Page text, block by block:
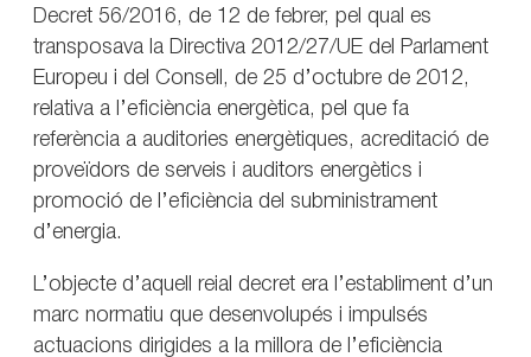
Decret 56/2016, de 12 de febrer, pel qual es
transposava la Directiva 2012/27/UE del Parlament
Europeu i del Consell, de 25 d’octubre de 2012,
relativa a l’eficiència energètica, pel que fa
referència a auditories energètiques, acreditació de
proveïdors de serveis i auditors energètics i
promoció de l’eficiència del subministrament
d’energia.
L’objecte d’aquell reial decret era l’establiment d’un
marc normatiu que desenvolupés i impulsés
actuacions dirigides a la millora de l’eficiència